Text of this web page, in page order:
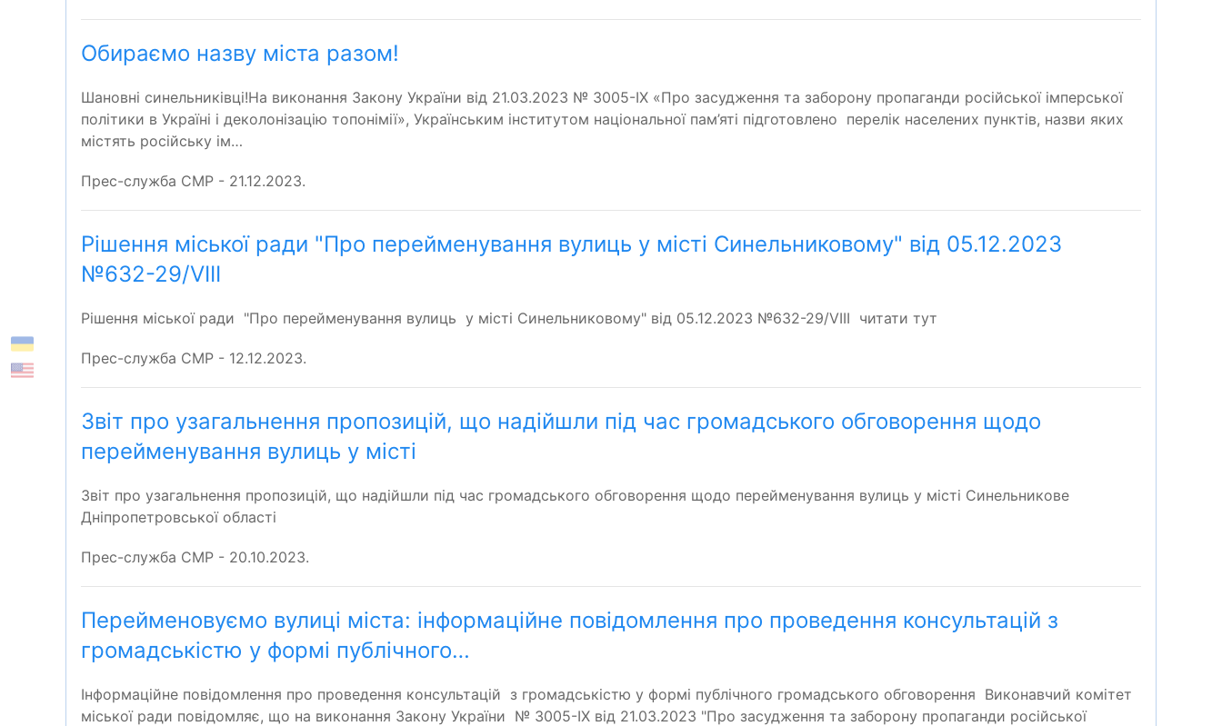
Обираємо назву міста разом!
Шановні синельниківці!На виконання Закону України від 21.03.2023 № 3005-IX «Про засудження та заборону пропаганди російської імперської
політики в Україні і деколонізацію топонімії», Українським інститутом національної пам’яті підготовлено перелік населених пунктів, назви яких
містять російську ім…
Прес-служба СМР - 21.12.2023.
Рішення міської ради "Про перейменування вулиць у місті Синельниковому" від 05.12.2023
№632-29/VIII
Рішення міської ради "Про перейменування вулиць у місті Синельниковому" від 05.12.2023 №632-29/VIII читати тут
Прес-служба СМР - 12.12.2023.
Звіт про узагальнення пропозицій, що надійшли під час громадського обговорення щодо
перейменування вулиць у місті
Звіт про узагальнення пропозицій, що надійшли під час громадського обговорення щодо перейменування вулиць у місті Синельникове
Дніпропетровської області
Прес-служба СМР - 20.10.2023.
Перейменовуємо вулиці міста: інформаційне повідомлення про проведення консультацій з
громадськістю у формі публічного…
Інформаційне повідомлення про проведення консультацій з громадськістю у формі публічного громадського обговорення Виконавчий комітет
міської ради повідомляє, що на виконання Закону України № 3005-IX від 21.03.2023 "Про засудження та заборону пропаганди російської